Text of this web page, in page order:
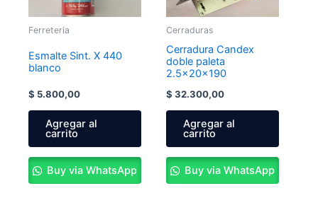
Ferreteria
Esmalte Sint. X 440
blanco
$ 5.800,00
Agregar al
carrito
Buy via WhatsApp
Cerraduras
Cerradura Candex
doble paleta
2.5x20x190
$ 32.300,00
Agregar al
carrito
Buy via WhatsApp